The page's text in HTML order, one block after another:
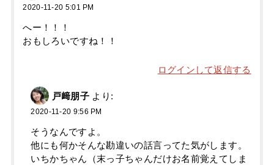
2020-11-20 5:01 PM
へー！！！
おもしろいですね！！
ログインして返信する
戸﨑朋子 より:
2020-11-20 9:56 PM
そうなんですよ。
他にも何かそんな勘違いの話言ってた気がします。
いちかちゃん（末っ子ちゃんだけお名前覚えてしま